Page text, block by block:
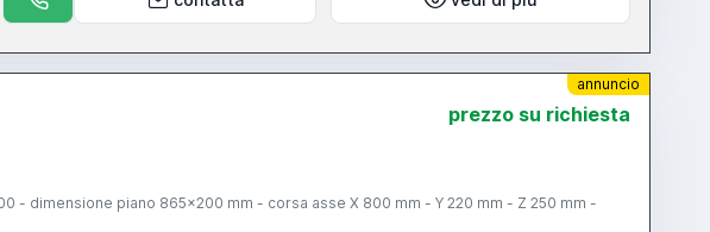
annuncio
prezzo su richiesta
- dimensione piano 865x200 mm - corsa asse X 800 mm - Y 220 mm - Z 250 mm -